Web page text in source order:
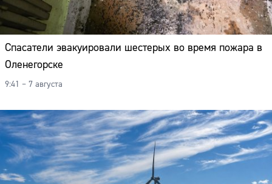
Спасатели эвакуировали шестерых во время пожара в
Оленегорске
9:41 – 7 августа